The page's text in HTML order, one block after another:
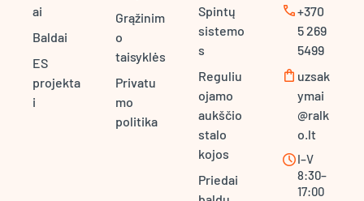
ai
Baldai
ES
projekta
i
Grąžinim
o
taisyklės
Privatu
mo
politika
Spintų
sistemo
s
Reguliu
ojamo
aukščio
stalo
kojos
Priedai
call+370
5 269
5499
shopping_bag uzsak
ymai
@ralk
o.lt
scheduleI–V
8:30–
17:00